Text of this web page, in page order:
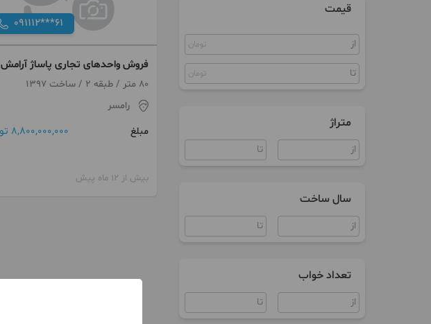
برج
پنت هاوس
کلنگی
زمین
سوییت
آپارتمان اداری
مغازه
قیمت
تومان
تومان
متراژ
سال ساخت
تعداد خواب
091112***61
فروش واحدهای تجاری پاساژ آرامش
رامسر
80 متر / طبقه 2 / ساخت 1397
رامسر
مبلغ
8,800,000,000 تومان
بیش از 12 ماه پیش